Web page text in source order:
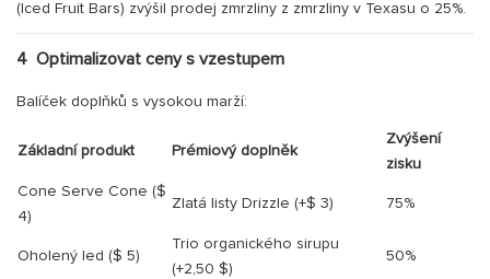
(Iced Fruit Bars) zvýšil prodej zmrzliny z zmrzliny v Texasu o 25%.
4 Optimalizovat ceny s vzestupem
Balíček doplňků s vysokou marží:
Základní produkt Prémiový doplněk
Zvýšení
zisku
Cone Serve Cone ($
4)
Zlatá listy Drizzle (+$ 3) 75%
Oholený led ($ 5)
Trio organického sirupu
(+2,50 $)
50%